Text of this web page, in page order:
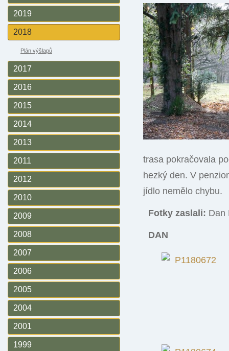
2019
2018
Plán výšlapů
2017
2016
2015
2014
2013
2011
2012
2010
2009
2008
2007
2006
2005
2004
2001
1999
trasa pokračovala
hezký den. V
jídlo nemělo chybu.
Fotky zaslali: Dan
DAN